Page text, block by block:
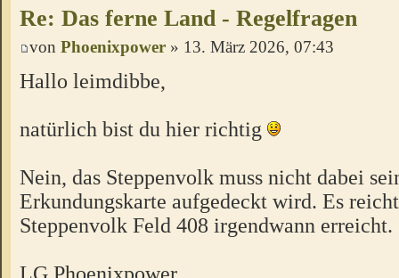
Re: Das ferne Land - Regelfragen
von Phoenixpower » 13. März 2026, 07:43
Hallo leimdibbe,
natürlich bist du hier richtig
Nein, das Steppenvolk muss nicht dabei
Erkundungskarte aufgedeckt wird. Es
Steppenvolk Feld 408 irgendwann erreicht.
LG Phoenixpower